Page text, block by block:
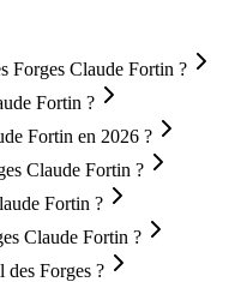
Forges Claude Fortin ?
Fortin ?
Fortin en 2026 ?
Claude Fortin ?
Fortin ?
Claude Fortin ?
des Forges ?